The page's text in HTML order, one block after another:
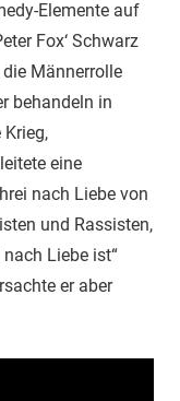
Elemente auf
Fox‘ Schwarz
Männerrolle
behandeln in
eine
nach Liebe von
und Rassisten,
Liebe ist“
er aber